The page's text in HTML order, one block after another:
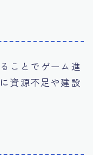
ことでゲーム進
資源不足や建設